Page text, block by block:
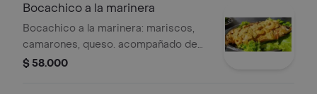
Bocachico a la marinera
Bocachico a la marinera: mariscos,
camarones, queso. acompañado de
sancocho de pescado arroz blanco o
$ 58.000